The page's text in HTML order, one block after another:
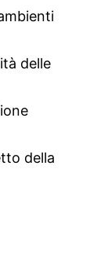
delle
della